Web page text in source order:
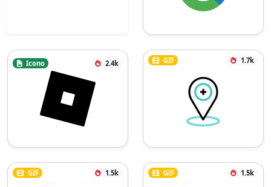
Icono 2.4k GIF 1.7k
GIF 1.5k GIF 1.5k